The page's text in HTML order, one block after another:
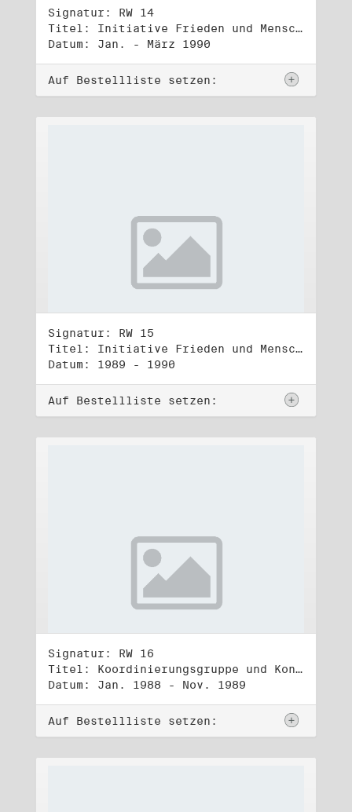
Signatur: RW 14
Titel: Initiative Frieden und Menschenrechte, Volkskammerwahl 18.3.1990
Datum: Jan. - März 1990
Auf Bestellliste setzen:
Signatur: RW 15
Titel: Initiative Frieden und Menschenrechte, Veröffentlichungen
Datum: 1989 - 1990
Auf Bestellliste setzen:
Signatur: RW 16
Titel: Koordinierungsgruppe und Kontakttelefongruppe
Datum: Jan. 1988 - Nov. 1989
Auf Bestellliste setzen: